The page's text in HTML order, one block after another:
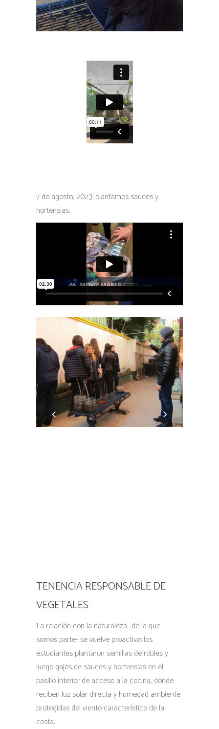
7 de agosto, 2023: plantamos sauces y
hortensias.
TENENCIA RESPONSABLE DE
VEGETALES
La relación con la naturaleza -de la que
somos parte- se vuelve proactiva: los
estudiantes plantaron semillas de robles y
luego gajos de sauces y hortensias en el
pasillo interior de acceso a la cocina, donde
reciben luz solar directa y humedad ambiente
protegidas del viento característico de la
costa.